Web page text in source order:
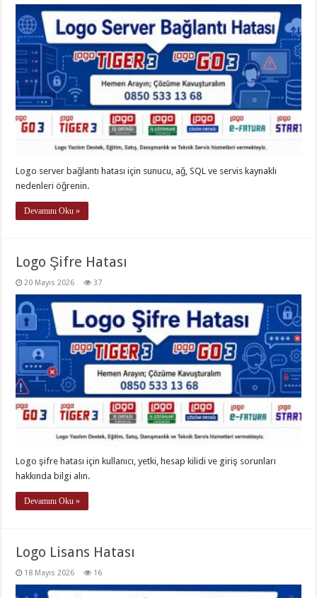
Logo server bağlantı hatası için sunucu, ağ, SQL ve servis kaynaklı
nedenleri öğrenin.
Devamını Oku »
Logo Şifre Hatası
20 Mayıs 2026 37
Logo şifre hatası için kullanıcı, yetki, hesap kilidi ve giriş sorunları
hakkında bilgi alın.
Devamını Oku »
Logo Lisans Hatası
18 Mayıs 2026 16